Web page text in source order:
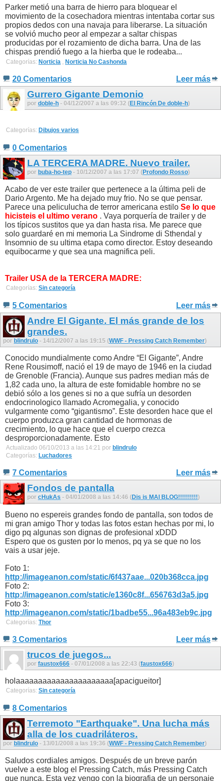
Parker metió una barra de hierro para bloquear el
movimiento de la cosechadora mientras intentaba cortar sus
propios dedos con una navaja para liberarse. La situación
se volvió mucho peor al empezar a saltar chispas
producidas por el rozamiento de dicha barra. Una de las
chispas prendió fuego a la hierba que le rodeaba...
Categorías: Norticia Norticia No Cashonda
20 Comentarios Leer más
Gurrero Gigante Demonio
por doble-h - 04/12/2007 a las 09:32 (El Rincón De doble-h)
Categorías: Dibujos varios
0 Comentarios
LA TERCERA MADRE. Nuevo trailer.
por buba-ho-tep - 10/12/2007 a las 17:07 (Profondo Rosso)
Acabo de ver este trailer que pertenece a la última peli de
Dario Argento. Me ha dejado muy frio. No se que pensar.
Parece una peliculucha de terror americana estilo Se lo que
hicisteis el ultimo verano . Vaya porquería de trailer y de
los típicos sustitos que ya dan hasta risa. Me parece que
solo guardaré en mi memoria La Sindrome di Sthendal y
Insomnio de su ultima etapa como director. Estoy deseando
equibocarme y que sea una magnifica peli.
Trailer USA de la TERCERA MADRE:
Categorías: Sin categoría
5 Comentarios Leer más
Andre El Gigante. El más grande de los
grandes.
por blindrulo - 14/12/2007 a las 19:15 (WWF - Pressing Catch Remember)
Conocido mundialmente como Andre “El Gigante”, Andre
Rene Rousimoff, nació el 19 de mayo de 1946 en la ciudad
de Grenoble (Francia). Aunque sus padres median más de
1,82 cada uno, la altura de este fomidable hombre no se
debió sólo a los genes si no a que sufría un desorden
endocrinologico llamado Acromegalia, y conocido
vulgarmente como “gigantismo”. Este desorden hace que el
cuerpo produzca gran cantidad de hormonas de
crecimiento, lo que hace que el cuerpo crezca
desproporcionadamente. Esto
Actualizado 06/10/2013 a las 14:21 por blindrulo
Categorías: Luchadores
7 Comentarios Leer más
Fondos de pantalla
por cHukAs - 04/01/2008 a las 14:46 (Dis is MAI BLOG!!!!!!!!!!)
Bueno no espereis grandes fondo de pantalla, son todos de
mi gran amigo Thor y todas las fotos estan hechas por mi, lo
digo pq algunas son dignas de profesional xDDD
Espero que os gusten por lo menos, pq ya se que no los
vais a usar jeje.
Foto 1:
http://imageanon.com/static/6f437aae...020b368cca.jpg
Foto 2:
http://imageanon.com/static/e1360c8f...656763d3a5.jpg
Foto 3:
http://imageanon.com/static/1badbe55...96a483eb9c.jpg
Categorías: Thor
3 Comentarios Leer más
trucos de juegos...
por faustox666 - 07/01/2008 a las 22:43 (faustox666)
holaaaaaaaaaaaaaaaaaaaaaa[apacigueitor]
Categorías: Sin categoría
8 Comentarios
Terremoto "Earthquake". Una lucha más
alla de los cuadriláteros.
por blindrulo - 13/01/2008 a las 19:36 (WWF - Pressing Catch Remember)
Saludos cordiales amigos. Después de un breve parón
vuelve a este blog el Pressing Catch, más Pressing Catch
que nunca. Esta vez vengo con la biografia de un personaje